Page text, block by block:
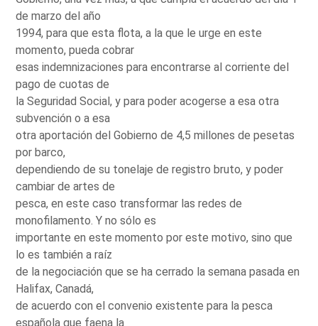
de marzo del año
1994, para que esta flota, a la que le urge en este
momento, pueda cobrar
esas indemnizaciones para encontrarse al corriente del
pago de cuotas de
la Seguridad Social, y para poder acogerse a esa otra
subvención o a esa
otra aportación del Gobierno de 4,5 millones de pesetas
por barco,
dependiendo de su tonelaje de registro bruto, y poder
cambiar de artes de
pesca, en este caso transformar las redes de
monofilamento. Y no sólo es
importante en este momento por este motivo, sino que
lo es también a raíz
de la negociación que se ha cerrado la semana pasada en
Halifax, Canadá,
de acuerdo con el convenio existente para la pesca
española que faena la